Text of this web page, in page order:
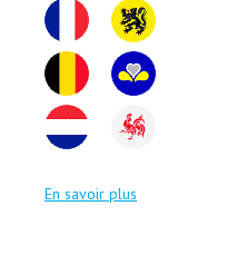
En savoir plus